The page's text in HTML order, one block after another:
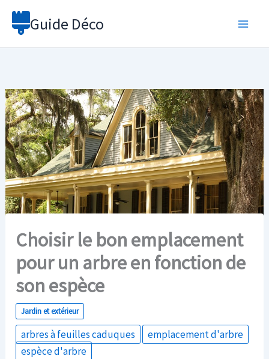
Aller
Guide Déco
Choisir le bon emplacement
pour un arbre en fonction de
son espèce
Jardin et extérieur
arbres à feuilles caduques
emplacement d'arbre
espèce d'arbre